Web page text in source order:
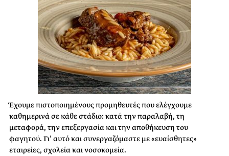
Έχουμε πιστοποιημένους προμηθευτές που ελέγχουμε
καθημερινά σε κάθε στάδιο: κατά την παραλαβή, τη
μεταφορά, την επεξεργασία και την αποθήκευση του
φαγητού. Γι’ αυτό και συνεργαζόμαστε με «ευαίσθητες»
εταιρείες, σχολεία και νοσοκομεία.